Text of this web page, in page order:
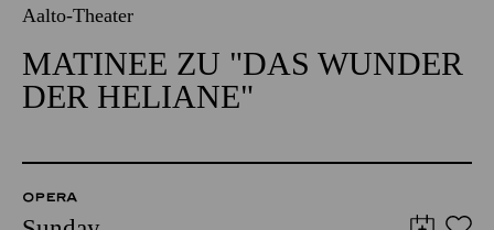
Aalto-Theater
MATINEE ZU "DAS WUNDER
DER HELIANE"
OPERA